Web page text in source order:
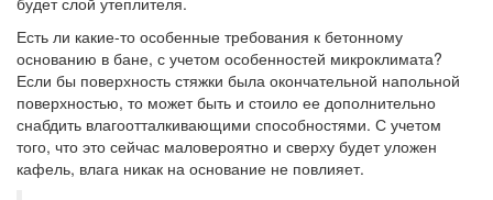
Есть ли какие-то особенные требования к бетонному
основанию в бане, с учетом особенностей микроклимата?
Если бы поверхность стяжки была окончательной напольной
поверхностью, то может быть и стоило ее дополнительно
снабдить влагоотталкивающими способностями. С учетом
того, что это сейчас маловероятно и сверху будет уложен
кафель, влага никак на основание не повлияет.